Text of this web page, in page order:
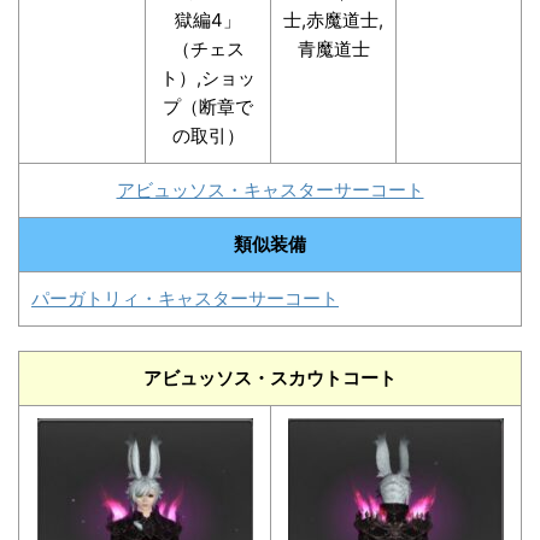
獄編4」
（チェス
ト）,ショッ
プ（断章で
の取引）
士,赤魔道士,
青魔道士
アビュッソス・キャスターサーコート
類似装備
パーガトリィ・キャスターサーコート
アビュッソス・スカウトコート